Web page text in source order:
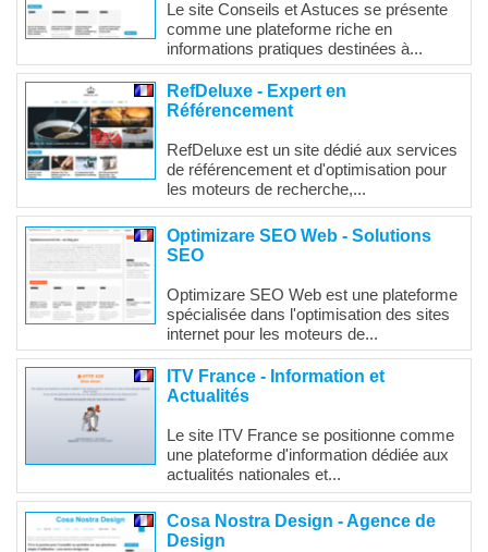
Le site Conseils et Astuces se présente
comme une plateforme riche en
informations pratiques destinées à...
RefDeluxe - Expert en
Référencement
RefDeluxe est un site dédié aux services
de référencement et d'optimisation pour
les moteurs de recherche,...
Optimizare SEO Web - Solutions
SEO
Optimizare SEO Web est une plateforme
spécialisée dans l'optimisation des sites
internet pour les moteurs de...
ITV France - Information et
Actualités
Le site ITV France se positionne comme
une plateforme d'information dédiée aux
actualités nationales et...
Cosa Nostra Design - Agence de
Design